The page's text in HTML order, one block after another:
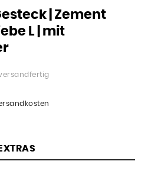
| Zement
L | mit